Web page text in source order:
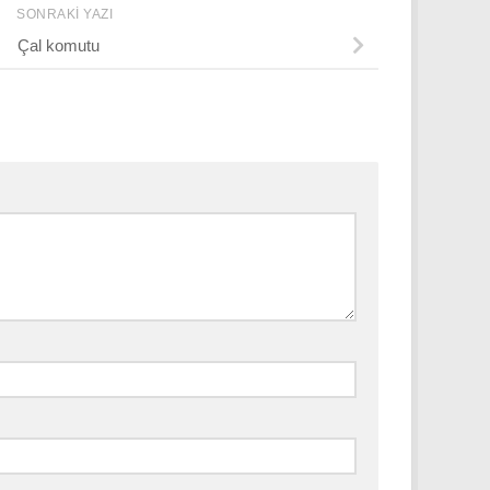
SONRAKI YAZI
Çal komutu